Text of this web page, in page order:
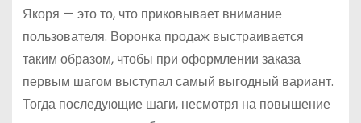
Якоря — это то, что приковывает внимание
пользователя. Воронка продаж выстраивается
таким образом, чтобы при оформлении заказа
первым шагом выступал самый выгодный вариант.
Тогда последующие шаги, несмотря на повышение